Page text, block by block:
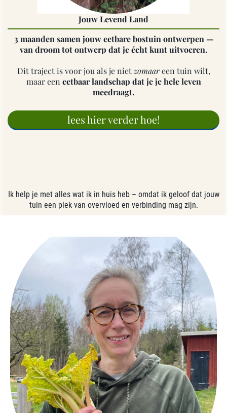
Jouw Levend Land
3 maanden samen jouw eetbare bostuin ontwerpen —
van droom tot ontwerp dat je écht kunt uitvoeren.
Dit traject is voor jou als je nietzomaareen tuin wilt,
maar eeneetbaar landschap dat je je hele leven
meedraagt.
lees hier verder hoe!
Ik help je met alles wat ik in huis heb – omdat ik geloof dat jouw
tuin een plek van overvloed en verbinding mag zijn.